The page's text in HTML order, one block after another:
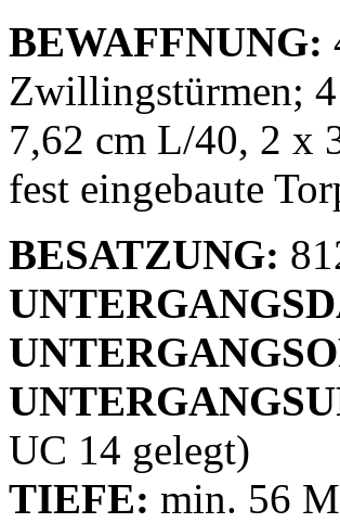
BEWAFFNUNG:
Zwillingstürmen;
7,62 cm L/40, 2 x
fest eingebaute
BESATZUNG:
UC 14 gelegt)
TIEFE: min. 56